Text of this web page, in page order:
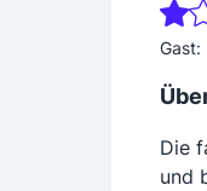
Gast:
Die
und